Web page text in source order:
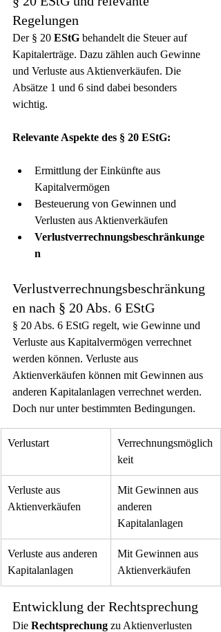
Regelungen
Der § 20 EStG behandelt die Steuer auf
Kapitalerträge. Dazu zählen auch Gewinne
und Verluste aus Aktienverkäufen. Die
Absätze 1 und 6 sind dabei besonders
wichtig.
Relevante Aspekte des § 20 EStG:
Ermittlung der Einkünfte aus
Kapitalvermögen
Besteuerung von Gewinnen und
Verlusten aus Aktienverkäufen
Verlustverrechnungsbeschränkunge
n
Verlustverrechnungsbeschränkung
en nach § 20 Abs. 6 EStG
§ 20 Abs. 6 EStG regelt, wie Gewinne und
Verluste aus Kapitalvermögen verrechnet
werden können. Verluste aus
Aktienverkäufen können mit Gewinnen aus
anderen Kapitalanlagen verrechnet werden.
Doch nur unter bestimmten Bedingungen.
Verlustart
Verrechnungsmöglich
keit
Verluste aus
Aktienverkäufen
Mit Gewinnen aus
anderen
Kapitalanlagen
Verluste aus anderen
Kapitalanlagen
Mit Gewinnen aus
Aktienverkäufen
Entwicklung der Rechtsprechung
Die Rechtsprechung zu Aktienverlusten